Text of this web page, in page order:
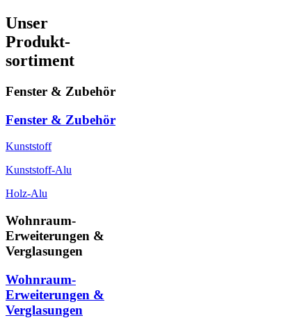
Unser
Produkt-
sortiment
Fenster & Zubehör
Fenster & Zubehör
Kunststoff
Kunststoff-Alu
Holz-Alu
Wohnraum-
Erweiterungen &
Verglasungen
Wohnraum-
Erweiterungen &
Verglasungen